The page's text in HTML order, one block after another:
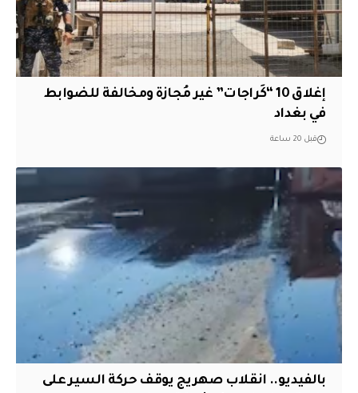
إغلاق 10 “كَراجات” غير مُجازة ومخالفة للضوابط
في بغداد
قبل 20 ساعة
بالفيديو.. انقلاب صهريج يوقف حركة السير على